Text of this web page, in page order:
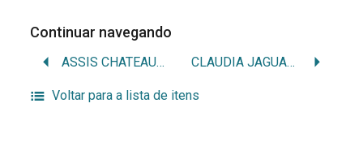
Continuar navegando
ASSIS CHATEAUBRIAND / CHATÔ / FRANCISCO DE ASSIS CHATEAUBRIAND BANDEIRA DE MELLO CLAUDIA JAGUARIBE / CLAUDIA JAGUARIBE GOMES DE MATTOS / CLAUDIA JAGUARIBE DE LARA RESENDE
Voltar para a lista de itens